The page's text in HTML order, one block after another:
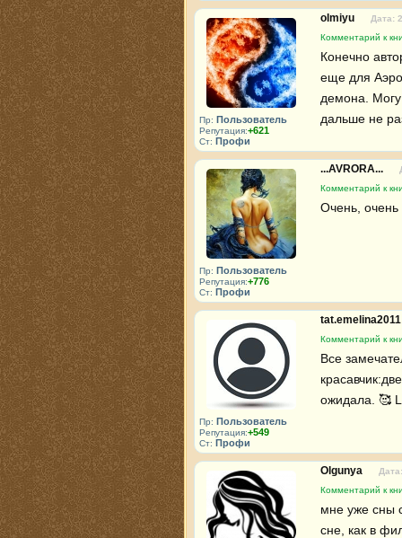
Пр: Пользователь
Репутация:+621
Ст: Профи
olmiyu
Дата:
Комментарий к
Конечно
еще для
демона. Могу
дальше не
Пр: Пользователь
Репутация:+776
Ст: Профи
...AVRORA...
Комментарий к
Очень, очень
Пр: Пользователь
Репутация:+549
Ст: Профи
Комментарий к
Все
ожидала. 🥰
Olgunya
Комментарий к
мне уже сны
сне, как в